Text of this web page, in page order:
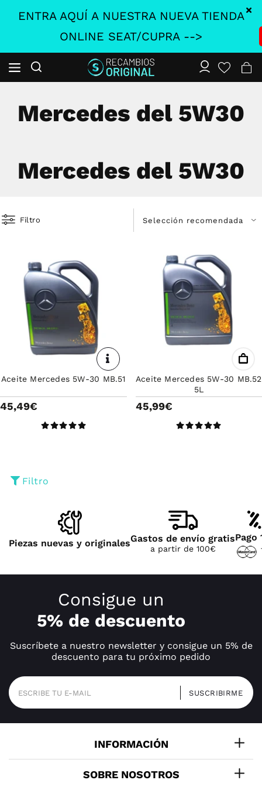
ENTRA AQUÍ A NUESTRA NUEVA TIENDA
ONLINE SEAT/CUPRA -->
Mercedes del 5W30
Mercedes del 5W30
Filtro
Aceite Mercedes 5W-30 MB.51
45,49€
Aceite Mercedes 5W-30 MB.52
5L
45,99€
Filtro
Piezas nuevas y originalesGastos de envío gratis
a partir de 100€
Pago
Consigue un
5% de descuento
Suscríbete a nuestro newsletter y consigue un 5% de
descuento para tu próximo pedido
INFORMACIÓN
SOBRE NOSOTROS